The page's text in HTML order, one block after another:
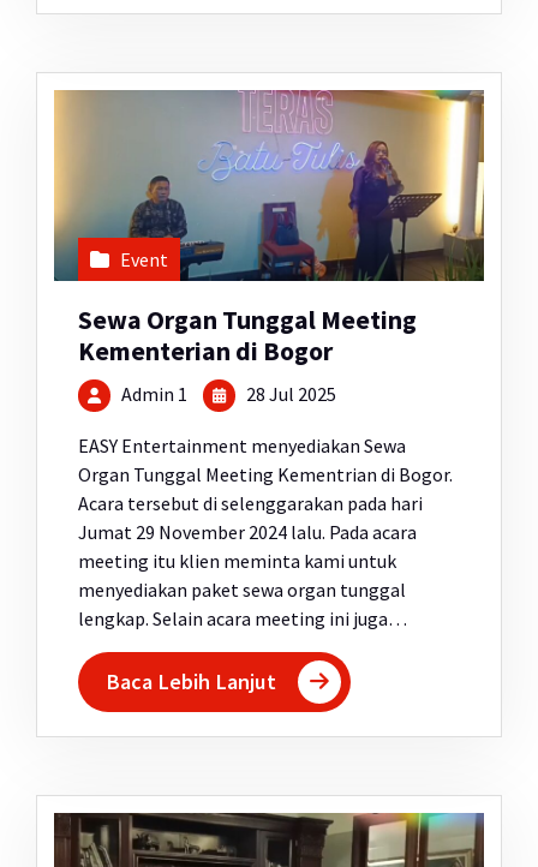
Event
Sewa Organ Tunggal Meeting
Kementerian di Bogor
Admin 1 28 Jul 2025
EASY Entertainment menyediakan Sewa
Organ Tunggal Meeting Kementrian di Bogor.
Acara tersebut di selenggarakan pada hari
Jumat 29 November 2024 lalu. Pada acara
meeting itu klien meminta kami untuk
menyediakan paket sewa organ tunggal
lengkap. Selain acara meeting ini juga…
Baca Lebih Lanjut